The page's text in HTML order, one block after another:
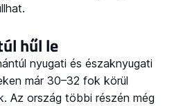
hűl le
nyugati és északnyugati
már 30–32 fok körül
Az ország többi részén még